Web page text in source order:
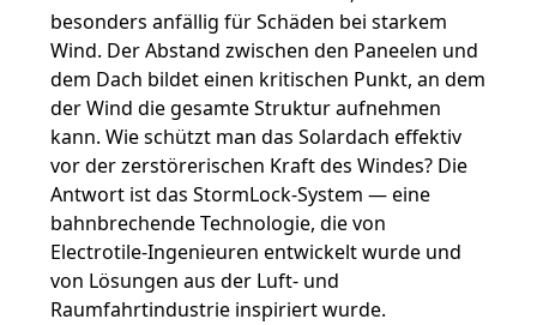
besonders anfällig für Schäden bei starkem
Wind. Der Abstand zwischen den Paneelen und
dem Dach bildet einen kritischen Punkt, an dem
der Wind die gesamte Struktur aufnehmen
kann. Wie schützt man das Solardach effektiv
vor der zerstörerischen Kraft des Windes? Die
Antwort ist das StormLock-System — eine
bahnbrechende Technologie, die von
Electrotile-Ingenieuren entwickelt wurde und
von Lösungen aus der Luft- und
Raumfahrtindustrie inspiriert wurde.